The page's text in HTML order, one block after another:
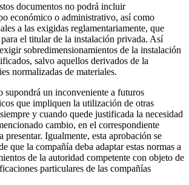
documentos no podrá incluir
económico o administrativo, así como
a las exigidas reglamentariamente, que
el titular de la instalación privada. Así
sobredimensionamientos de la instalación
salvo aquellos derivados de la
normalizadas de materiales.
supondrá un inconveniente a futuros
que impliquen la utilización de otras
y cuando quede justificada la necesidad
cambio, en el correspondiente
presentar. Igualmente, esta aprobación se
que la compañía deba adaptar estas normas a
de la autoridad competente con objeto de
particulares de las compañías